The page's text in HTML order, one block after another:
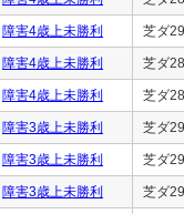
障害4歳上未勝利 芝ダ
障害4歳上未勝利 芝ダ
障害4歳上未勝利 芝ダ
障害3歳上未勝利 芝ダ
障害3歳上未勝利 芝ダ
障害3歳上未勝利 芝ダ